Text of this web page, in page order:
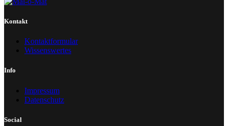
Kontakt
Kontaktformular
Wissenswertes
Info
Impressum
Datenschutz
Social